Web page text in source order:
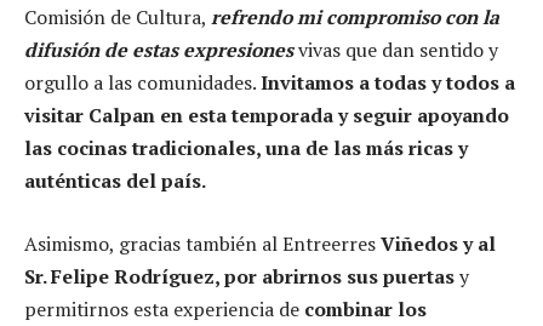
Comisión de Cultura, refrendo mi compromiso con la
difusión de estas expresionesvivas que dan sentido y
orgullo a las comunidades.Invitamos a todas y todos a
visitar Calpan en esta temporada y seguir apoyando
las cocinas tradicionales, una de las más ricas y
auténticas del país.
Asimismo, gracias también al EntreerresViñedos y al
Sr. Felipe Rodríguez, por abrirnos sus puertasy
permitirnos esta experiencia de combinar los